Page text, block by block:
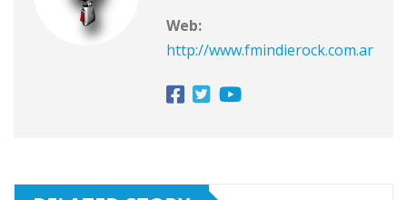
Web:
http://www.fmindierock.com.ar